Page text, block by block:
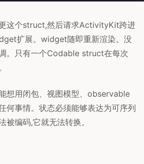
这个struct,然后请求ActivityKit跨进
扩展。widget随即重新渲染。没
。只有一个Codable struct在每次
想用闭包、视图模型、observable
何事情。状态必须能够表达为可序列
被编码,它就无法转换。